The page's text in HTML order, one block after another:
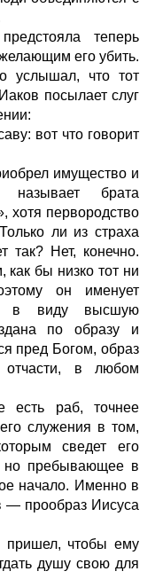
теперь
его убить.
услышал, что тот
посылает слуг
вот что говорит
имущество и
называет брата
хотя первородство
ли из страха
так? Нет, конечно.
бы низко тот ни
он именует
в виду высшую
по образу и
пред Богом, образ
отчасти, в любом
есть раб, точнее
служения в том,
сведет его
но пребывающее в
начало. Именно в
— прообраз Иисуса
пришел, чтобы ему
душу свою для